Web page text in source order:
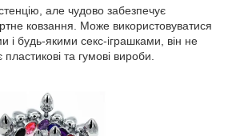
але чудово забезпечує
ковзання. Може використовуватися
і будь-якими секс-іграшками, він не
та гумові вироби.